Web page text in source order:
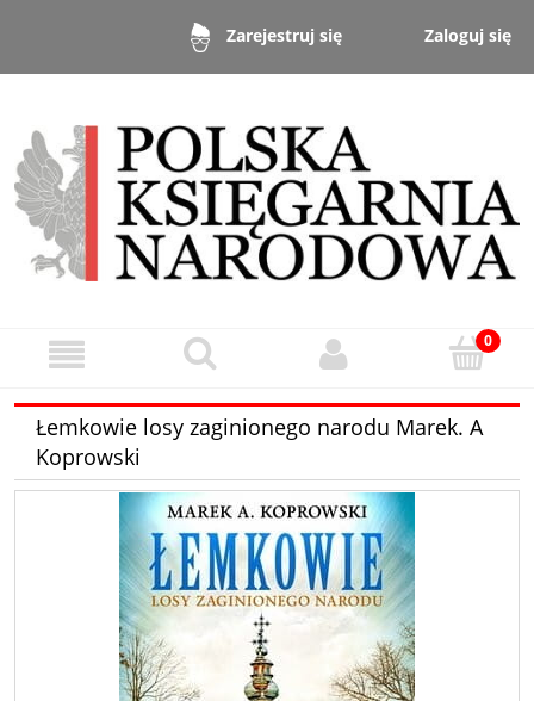
Zarejestruj się Zaloguj się
Łemkowie losy zaginionego narodu Marek. A
Koprowski